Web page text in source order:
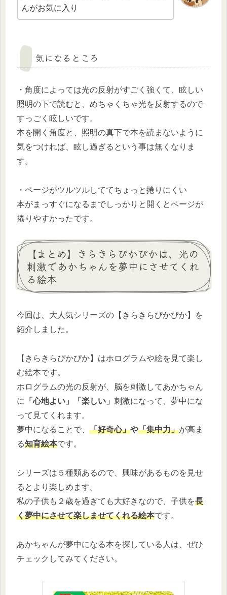
んがお気に入り
気になるところ
・角度によっては光の反射がすごく強くて、眩しい
照明の下で読むと、めちゃくちゃ光を反射するので
すっごく眩しいです。
本を開く角度と、照明の真下で本を読まないように
気をつければ、眩し過ぎるという事は無くなりま
す。
・ページがツルツルしててちょっと捲りにくい
本がまっすぐになるまでしっかりと開くとページが
捲りやすかったです。
【まとめ】きらきらぴかぴかは、光の
刺激であかちゃんを夢中にさせてくれ
る絵本
今回は、大人気シリーズの【きらきらぴかぴか】を
紹介しました。
【きらきらぴかぴか】はホログラムや絵を見て楽し
む絵本です。
ホログラムの光の反射が、脳を刺激してあかちゃん
に
「心地よい」「楽しい」 刺激になって、夢中にな
って見てくれます。
夢中になることで、 「好奇心」や「集中力」が高ま
る知育絵本です。
シリーズは５種類あるので、興味があるものを見せ
るとより楽しめます。
私の子供も２歳を過ぎても大好きなので、子供を長
く夢中にさせて楽しませてくれる絵本です。
あかちゃんが夢中になる本を探している人は、ぜひ
チェックしてみてください。